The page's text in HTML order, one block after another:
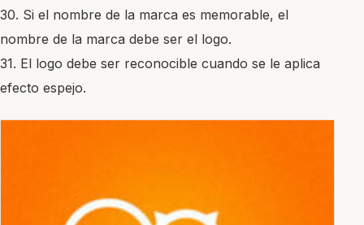
30. Si el nombre de la marca es memorable, el
nombre de la marca debe ser el logo.
31. El logo debe ser reconocible cuando se le aplica
efecto espejo.